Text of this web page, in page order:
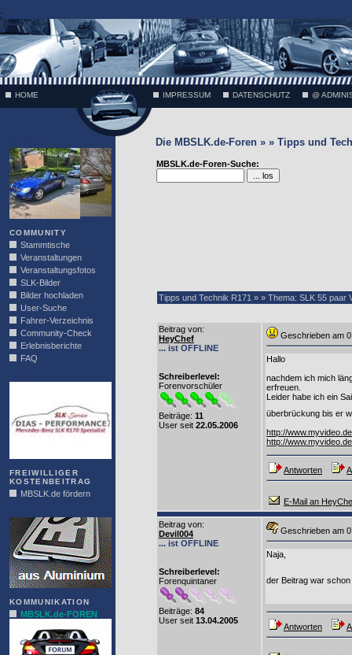
;
HOME IMPRESSUM DATENSCHUTZ @
COMMUNITY
Stammtische
Veranstaltungen
Veranstaltungsfotos
SLK-Bilder
Bilder hochladen
User-Suche
Fahrer-Verzeichnis
Community-Check
Erlebnisberichte
FAQ
FREIWILLIGER
KOSTENBEITRAG
MBSLK.de fördern
KOMMUNIKATION
MBSLK.de-FOREN
Die MBSLK.de-Foren » » Tipps und
MBSLK.de-Foren-Suche:
Tipps und Technik R171 » » Thema: SLK 55 paar
Beitrag von:
HeyChef
... ist OFFLINE
Schreiberlevel:
Forenvorschüler
Beiträge: 11
User seit 22.05.2006
Geschrieben am
Hallo
nachdem ich mich
erfreuen.
Leider habe ich ein
überbrückung bis er
http://
http://
Antworten
E-Mail an
Beitrag von:
Devil004
... ist OFFLINE
Schreiberlevel:
Forenquintaner
Beiträge: 84
User seit 13.04.2005
Geschrieben am
Naja,
der Beitrag war
Antworten